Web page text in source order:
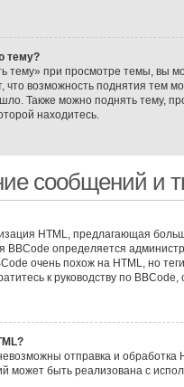
тему?
тему» при просмотре темы, вы
что возможность поднятия тем
Также можно поднять тему,
находитесь.
сообщений и
HTML, предлагающая
BBCode определяется
очень похож на HTML, но
к руководству по
отправка и
может быть реализована с